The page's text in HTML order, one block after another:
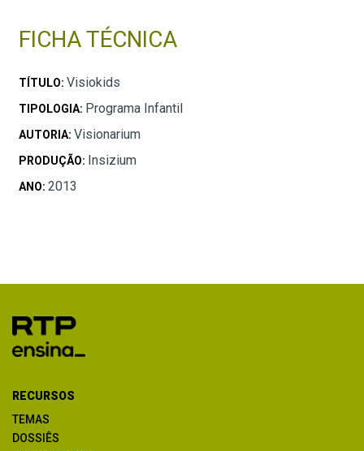
FICHA TÉCNICA
TÍTULO: Visiokids
TIPOLOGIA: Programa Infantil
AUTORIA: Visionarium
PRODUÇÃO: Insizium
ANO: 2013
RECURSOS
TEMAS
DOSSIÊS